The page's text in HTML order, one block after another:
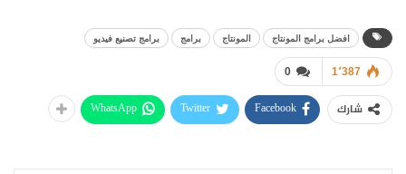
افضل برامج المونتاج المونتاج برامج برامج تصنيع فيديو
0 1٬387
شارك Facebook
Twitter
WhatsApp